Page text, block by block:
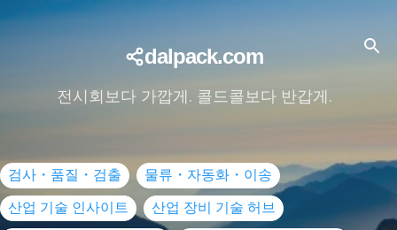
dalpack.com
전시회보다 가깝게. 콜드콜보다 반갑게.
검사・품질・검출
물류・자동화・이송
산업 기술 인사이트
산업 장비 기술 허브